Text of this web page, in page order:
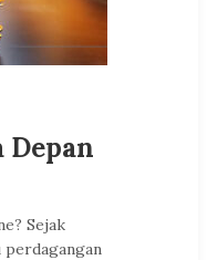
Depan
Sejak
perdagangan